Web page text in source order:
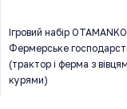
Ігровий набір OTAMANKO
Фермерське
(трактор і ферма з
курями)